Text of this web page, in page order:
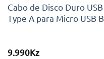
Cabo de Disco Duro USB
Type A para Micro USB B
9.990Kz